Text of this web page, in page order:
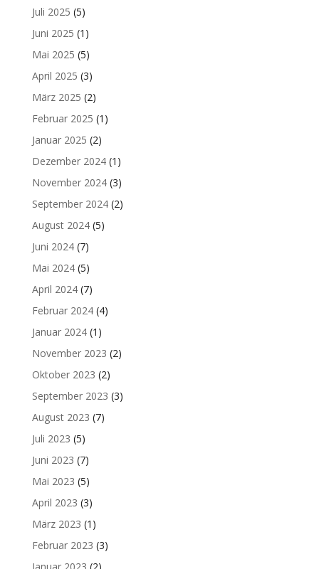
Juli 2025 (5)
Juni 2025 (1)
Mai 2025 (5)
April 2025 (3)
März 2025 (2)
Februar 2025 (1)
Januar 2025 (2)
Dezember 2024(1)
November 2024(3)
September 2024(2)
August 2024(5)
Juni 2024(7)
Mai 2024(5)
April 2024(7)
Februar 2024(4)
Januar 2024(1)
November 2023 (2)
Oktober 2023 (2)
September 2023 (3)
August 2023 (7)
Juli 2023 (5)
Juni 2023 (7)
Mai 2023 (5)
April 2023 (3)
März 2023 (1)
Februar 2023 (3)